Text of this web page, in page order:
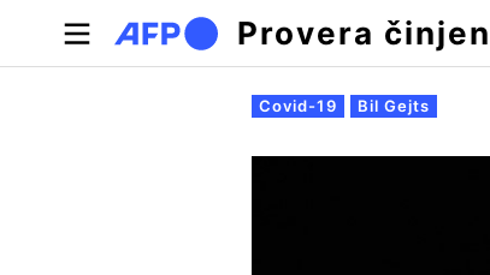
Skip to main content
Provera
Примарни табови
Covid-19 Bil Gejts